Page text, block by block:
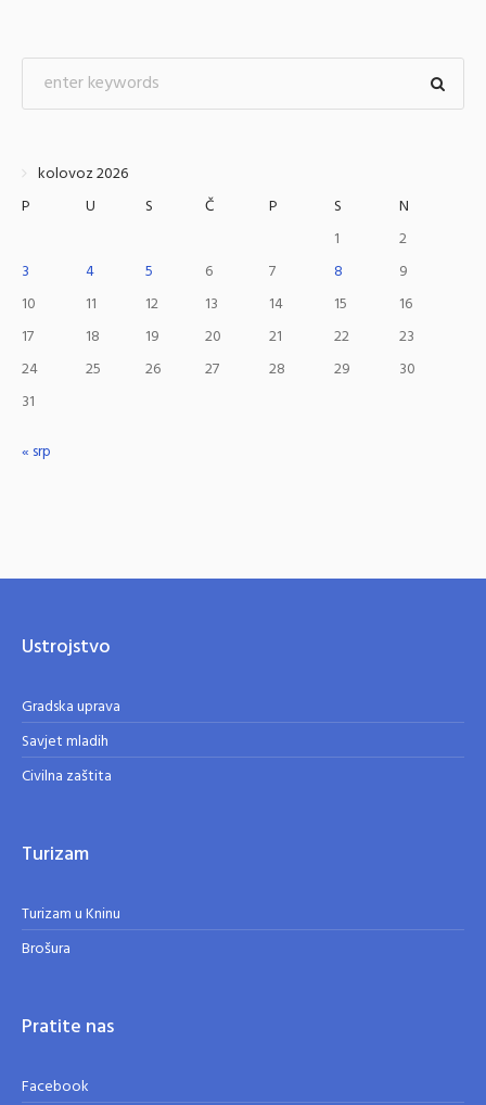
kolovoz 2026
P
U S Č P S
N
1
2
3
4 5 6 7 8
9
10
11 12 13 14 15
16
17
18 19 20 21 22
23
24
25 26 27 28 29
30
31
« srp
Ustrojstvo
Gradska uprava
Savjet mladih
Civilna zaštita
Turizam
Turizam u Kninu
Brošura
Pratite nas
Facebook